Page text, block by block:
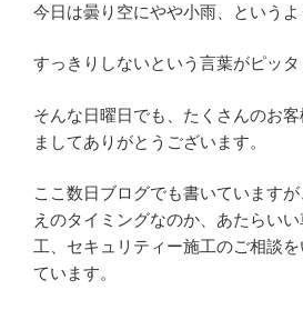
今日は曇り空にやや小雨、というよ
すっきりしないという言葉がピッタ
そんな日曜日でも、たくさんのお
ましてありがとうございます。
ここ数日ブログでも書いています
えのタイミングなのか、あたらい
工、セキュリティー施工のご相談を
ています。